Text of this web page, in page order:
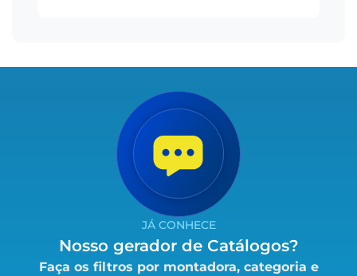
JÁ CONHECE
Nosso gerador de Catálogos?
Faça os filtros por montadora, categoria e